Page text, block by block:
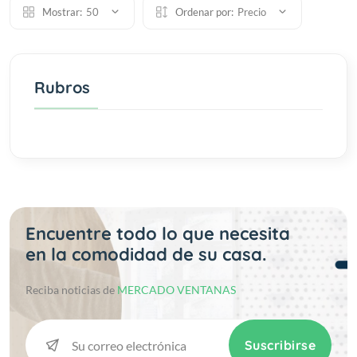
Mostrar: 50 Ordenar por: Precio
Rubros
Encuentre todo lo que necesita
en la comodidad de su casa.
Reciba noticias de MERCADO VENTANAS
Suscribirse